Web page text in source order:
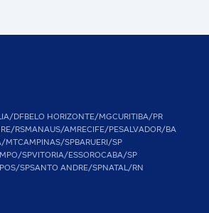
DFBELO HORIZONTE/MGCURITIBA/PR
RSMANAUS/AMRECIFE/PESALVADOR/BA
MTCAMPINAS/SPBARUERI/SP
SPVITORIA/ESSOROCABA/SP
SPSANTO ANDRE/SPNATAL/RN